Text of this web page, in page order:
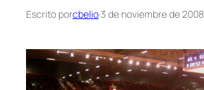
Escrito porcbelio·3 de noviembre de 2008